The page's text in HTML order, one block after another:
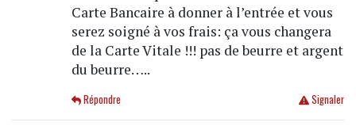
Carte Bancaire à donner à l’entrée et vous
serez soigné à vos frais: ça vous changera
de la Carte Vitale !!! pas de beurre et argent
du beurre…..
Signaler
Répondre